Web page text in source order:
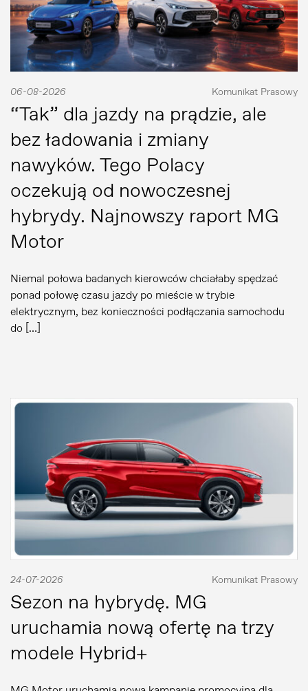
06-08-2026 Komunikat Prasowy
“Tak” dla jazdy na prądzie, ale
bez ładowania i zmiany
nawyków. Tego Polacy
oczekują od nowoczesnej
hybrydy. Najnowszy raport MG
Motor
Niemal połowa badanych kierowców chciałaby spędzać
ponad połowę czasu jazdy po mieście w trybie
elektrycznym, bez konieczności podłączania samochodu
do […]
24-07-2026 Komunikat Prasowy
Sezon na hybrydę. MG
uruchamia nową ofertę na trzy
modele Hybrid+